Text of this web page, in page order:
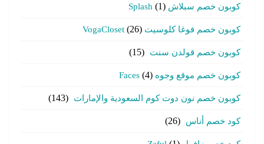
كوبون خصم سبلاش Splash (1)
كوبون خصم فوغا كلوسيت VogaCloset (26)
كوبون خصم قولدن سنت (15)
كوبون خصم موقع وجوه Faces (4)
كوبون خصم نون دوت كوم السعودية والإمارات (143)
كود خصم أناس (26)